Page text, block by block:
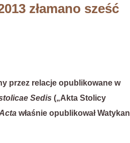
złamano sześć
przez relacje opublikowane w
Sedis („Akta Stolicy
właśnie opublikował Watykan